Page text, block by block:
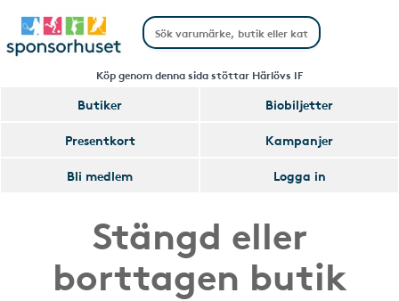
Köp genom denna sida stöttar Härlövs IF
Butiker
Biobiljetter
Presentkort
Kampanjer
Bli medlem
Logga in
Stängd eller
borttagen butik